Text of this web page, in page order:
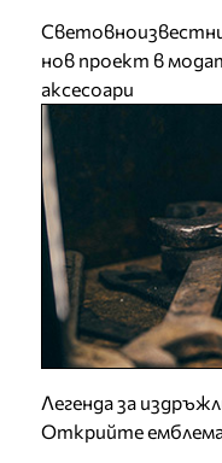
нов проект в
аксесоари
Легенда за
Открийте